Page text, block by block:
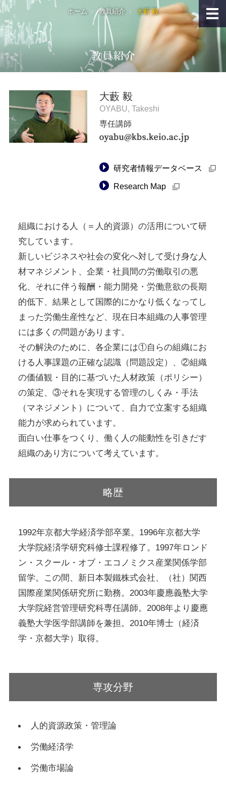
ホーム 教員紹介 大藪 毅
大藪 毅
OYABU, Takeshi
専任講師
→
研究者情報データベース
外
→Research Map
外
へ
ク
組織における人（＝人的資源）の活用について研
究しています。
新しいビジネスや社会の変化へ対して受け身な人
材マネジメント、企業・社員間の労働取引の悪
化、それに伴う報酬・能力開発・労働意欲の長期
的低下、結果として国際的にかなり低くなってし
まった労働生産性など、現在日本組織の人事管理
には多くの問題があります。
その解決のために、各企業には①自らの組織にお
ける人事課題の正確な認識（問題設定）、②組織
の価値観・目的に基づいた人材政策（ポリシー）
の策定、③それを実現する管理のしくみ・手法
（マネジメント）について、自力で立案する組織
能力が求められています。
面白い仕事をつくり、働く人の能動性を引きだす
組織のあり方について考えています。
略歴
1992年京都大学経済学部卒業。1996年京都大学
大学院経済学研究科修士課程修了。1997年ロンド
ン・スクール・オブ・エコノミクス産業関係学部
留学。この間、新日本製鐵株式会社、（社）関西
国際産業関係研究所に勤務。2003年慶應義塾大学
大学院経営管理研究科専任講師。2008年より慶應
義塾大学医学部講師を兼担。2010年博士（経済
学・京都大学）取得。
専攻分野
人的資源政策・管理論
労働経済学
労働市場論